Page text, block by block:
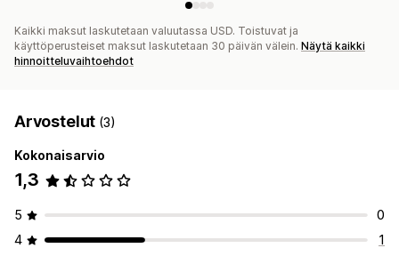
Kaikki maksut laskutetaan valuutassa USD. Toistuvat ja
käyttöperusteiset maksut laskutetaan 30 päivän välein. Näytä kaikki
hinnoitteluvaihtoehdot
Arvostelut (3)
Kokonaisarvio
1,3
5
0
4
1